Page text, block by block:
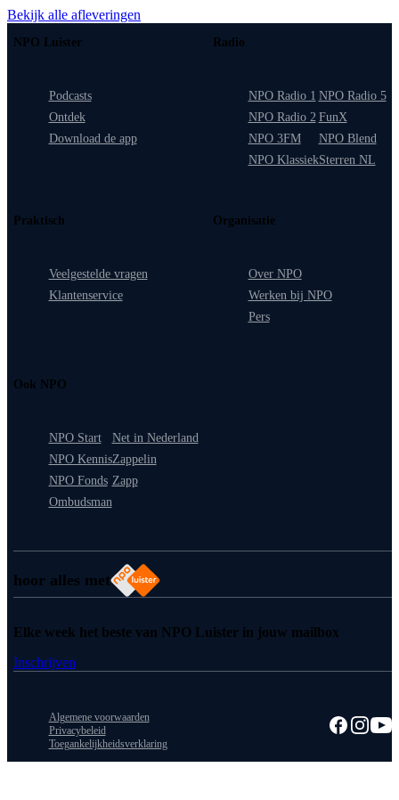
Bekijk alle afleveringen
hoor alles met
NPO Luister
Podcasts
Ontdek
Download de app
Radio
NPO Radio 1
NPO Radio 2
NPO 3FM
NPO Klassiek
NPO Radio 5
FunX
NPO Blend
Sterren NL
Praktisch
Veelgestelde vragen
Klantenservice
Organisatie
Over NPO
Werken bij NPO
Pers
Ook NPO
NPO Start
NPO Kennis
NPO Fonds
Ombudsman
Net in Nederland
Zappelin
Zapp
Elke week het beste van NPO Luister in jouw mailbox
Inschrijven
Algemene voorwaarden
Privacybeleid
Toegankelijkheidsverklaring